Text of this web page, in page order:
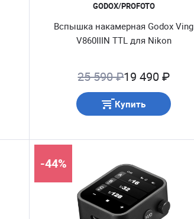
GODOX/PROFOTO
Вспышка накамерная Godox Ving
V860IIIN TTL для Nikon
25 590 ₽19 490 ₽
Купить
-44%